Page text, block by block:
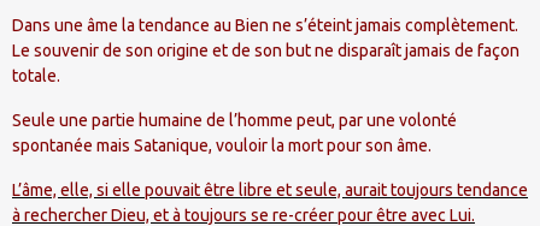
Dans une âme la tendance au Bien ne s’éteint jamais complètement.
Le souvenir de son origine et de son but ne disparaît jamais de façon
totale.
Seule une partie humaine de l’homme peut, par une volonté
spontanée mais Satanique, vouloir la mort pour son âme.
L’âme, elle, si elle pouvait être libre et seule, aurait toujours tendance
à rechercher Dieu, et à toujours se re-créer pour être avec Lui.